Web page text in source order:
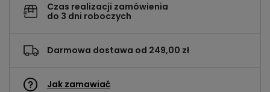
Czas realizacji zamówienia
do 3 dni roboczych
Darmowa dostawa od 249,00 zł
Jak zamawiać